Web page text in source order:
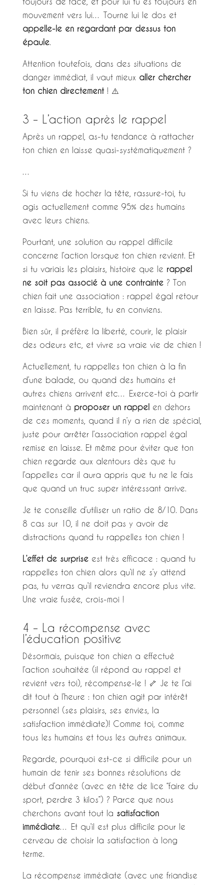
mouvement vers lui… Tourne lui le dos et
appelle-le en regardant par dessus ton
épaule.
Attention toutefois, dans des situations de
danger immédiat, il vaut mieux aller chercher
ton chien directement! ⚠️
3 – L’action après le rappel
Après un rappel, as-tu tendance à rattacher
ton chien en laisse quasi-systématiquement ?
…
Si tu viens de hocher la tête, rassure-toi, tu
agis actuellement comme 95% des humains
avec leurs chiens.
Pourtant, une solution au rappel difficile
concerne l’action lorsque ton chien revient. Et
si tu variais les plaisirs, histoire que le rappel
ne soit pas associé à une contrainte? Ton
chien fait une association : rappel égal retour
en laisse. Pas terrible, tu en conviens.
Bien sûr, il préfère la liberté, courir, le plaisir
des odeurs etc, et vivre sa vraie vie de chien !
Actuellement, tu rappelles ton chien à la fin
d’une balade, ou quand des humains et
autres chiens arrivent etc… Exerce-toi à partir
maintenant à proposer un rappelen dehors
de ces moments, quand il n’y a rien de spécial,
juste pour arrêter l’association rappel égal
remise en laisse. Et même pour éviter que ton
chien regarde aux alentours dès que tu
l’appelles car il aura appris que tu ne le fais
que quand un truc super intéressant arrive.
Je te conseille d’utiliser un ratio de 8/10. Dans
8 cas sur 10, il ne doit pas y avoir de
distractions quand tu rappelles ton chien !
L’effet de surpriseest très efficace : quand tu
rappelles ton chien alors qu’il ne s’y attend
pas, tu verras qu’il reviendra encore plus vite.
Une vraie fusée, crois-moi !
4 – La récompense avec
l’éducation positive
Désormais, puisque ton chien a effectué
l’action souhaitée (il répond au rappel et
revient vers toi), récompense-le ! 🦴 Je te l’ai
dit tout à l’heure : ton chien agit par intérêt
personnel (ses plaisirs, ses envies, la
satisfaction immédiate)! Comme toi, comme
tous les humains et tous les autres animaux.
Regarde, pourquoi est-ce si difficile pour un
humain de tenir ses bonnes résolutions de
début d’année (avec en tête de lice “faire du
sport, perdre 3 kilos”) ? Parce que nous
cherchons avant tout la satisfaction
immédiate… Et qu’il est plus difficile pour le
cerveau de choisir la satisfaction à long
terme.
La récompense immédiate (avec une friandise